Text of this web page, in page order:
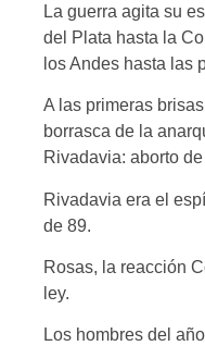
La guerra agita su
del Plata hasta la
los Andes hasta las
A las primeras
borrasca de la
Rivadavia: aborto
Rivadavia era el
de 89.
Rosas, la reacción
ley.
Los hombres del